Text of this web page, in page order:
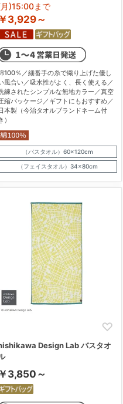
)15:00まで
￥3,929～
100％／細番手の糸で織り上げた優し
風合い／吸水性がよく、長く使える／
練されたシンプルな無地カラー／真空
縮パッケージ／ギフトにもおすすめ／
本製（今治タオルブランドネーム付
）
（バスタオル）60×120cm
（フェイスタオル）34×80cm
Design Lab バスタオ
￥3,850～